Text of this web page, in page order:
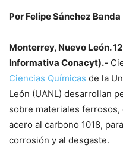
Por Felipe Sánchez Banda
Monterrey, Nuevo León.
Informativa Conacyt).-
Ciencias Químicas de la
León (UANL) desarrollan
sobre materiales
acero al carbono 1018,
corrosión y al desgaste.